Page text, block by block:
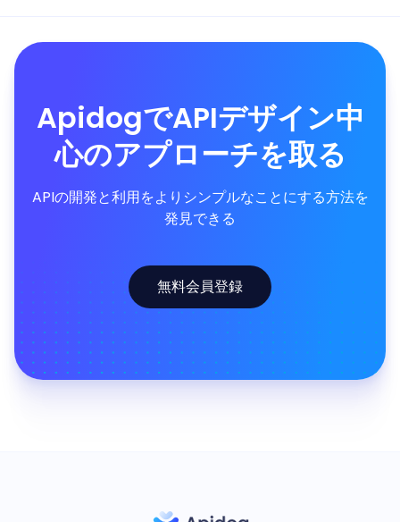
ApidogでAPIデザイン中
心のアプローチを取る
APIの開発と利用をよりシンプルなことにする方法を
発見できる
無料会員登録